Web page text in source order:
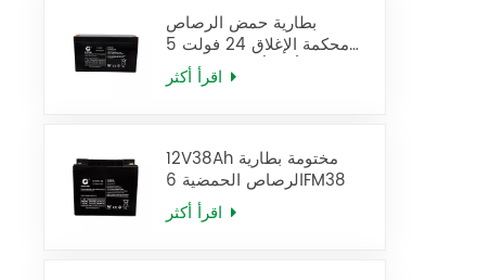
بطارية حمض الرصاص
محكمة الإغلاق 24 فولت 5
أمبير/ساعة، بطارية UPS
12FM5
12V38Ah مختومة بطارية
الرصاص الحمضية 6FM38